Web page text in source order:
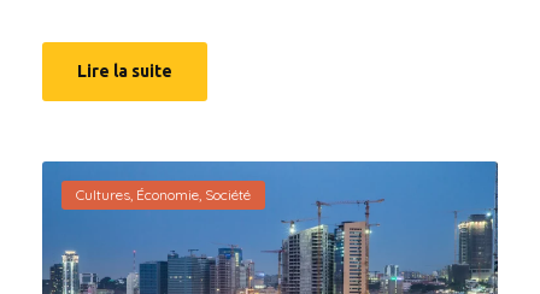
Lire la suite
Cultures, Économie, Société